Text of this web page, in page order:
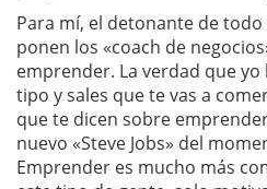
Para mí, el detonante de
ponen los «coach de
emprender. La verdad que
tipo y sales que te vas a
que te dicen sobre
nuevo «Steve Jobs» del
Emprender es mucho más